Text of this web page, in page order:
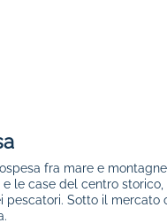
fra mare e
e le case del centro
pescatori. Sotto il